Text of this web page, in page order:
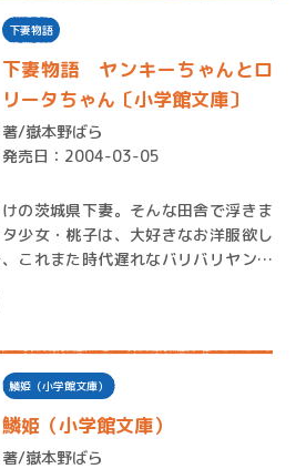
下妻物語
下妻物語 ヤンキーちゃんとロ
リータちゃん〔小学館文庫〕
著/嶽本野ばら
発売日：2004-03-05
の茨城県下妻。そんな田舎で浮きま
少女・桃子は、大好きなお洋服欲し
これまた時代遅れなバリバリヤンキ
鱗姫（小学館文庫）
鱗姫（小学館文庫）
著/嶽本野ばら